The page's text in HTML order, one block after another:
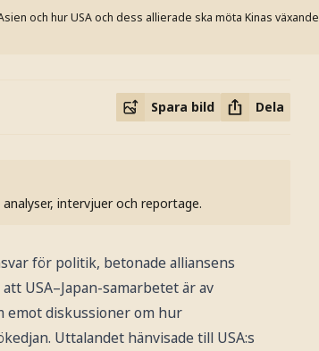
och hur USA och dess allierade ska möta Kinas växande
Spara bild Dela
intervjuer och reportage.
för politik, betonade alliansens
USA–Japan-samarbetet är av
emot diskussioner om hur
Uttalandet hänvisade till USA:s